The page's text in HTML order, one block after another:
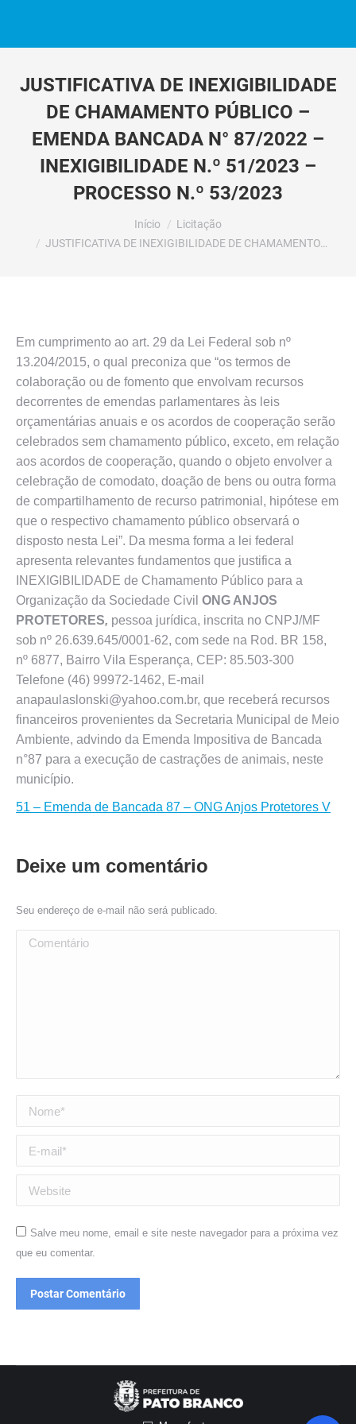
JUSTIFICATIVA DE INEXIGIBILIDADE
DE CHAMAMENTO PÚBLICO –
EMENDA BANCADA N° 87/2022 –
INEXIGIBILIDADE N.º 51/2023 –
PROCESSO N.º 53/2023
Início
Licitação
JUSTIFICATIVA DE INEXIGIBILIDADE DE CHAMAMENTO…
Em cumprimento ao art. 29 da Lei Federal sob nº
13.204/2015, o qual preconiza que “os termos de
colaboração ou de fomento que envolvam recursos
decorrentes de emendas parlamentares às leis
orçamentárias anuais e os acordos de cooperação serão
celebrados sem chamamento público, exceto, em relação
aos acordos de cooperação, quando o objeto envolver a
celebração de comodato, doação de bens ou outra forma
de compartilhamento de recurso patrimonial, hipótese em
que o respectivo chamamento público observará o
disposto nesta Lei”. Da mesma forma a lei federal
apresenta relevantes fundamentos que justifica a
INEXIGIBILIDADE de Chamamento Público para a
Organização da Sociedade Civil ONG ANJOS
PROTETORES, pessoa jurídica, inscrita no CNPJ/MF
sob nº 26.639.645/0001-62, com sede na Rod. BR 158,
nº 6877, Bairro Vila Esperança, CEP: 85.503-300
Telefone (46) 99972-1462, E-mail
anapaulaslonski@yahoo.com.br, que receberá recursos
financeiros provenientes da Secretaria Municipal de Meio
Ambiente, advindo da Emenda Impositiva de Bancada
n°87 para a execução de castrações de animais, neste
município.
51 – Emenda de Bancada 87 – ONG Anjos Protetores V
Deixe um comentário
Seu endereço de e-mail não será publicado.
Comentário
Nome *
E-mail *
Website
Salve meu nome, email e site neste navegador para a próxima vez
que eu comentar.
Postar Comentário